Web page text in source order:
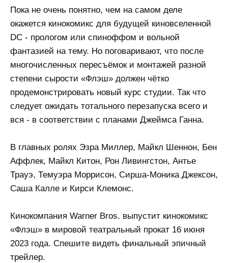
Пока не очень понятно, чем на самом деле
окажется кинокомикс для будущей киновселенной
DC - прологом или спиноффом и вольной
фантазией на тему. Но поговаривают, что после
многочисленных пересъёмок и монтажей разной
степени сырости «Флэш» должен чётко
продемонстрировать новый курс студии. Так что
следует ожидать тотального перезапуска всего и
вся - в соответствии с планами Джеймса Ганна.
В главных ролях Эзра Миллер, Майкл Шеннон, Бен
Аффлек, Майкл Китон, Рон Ливингстон, Антье
Трауэ, Темуэра Моррисон, Сирша-Моника Джексон,
Саша Калле и Кирси Клемонс.
Кинокомпания Warner Bros. выпустит кинокомикс
«Флэш» в мировой театральный прокат 16 июня
2023 года. Спешите видеть финальный эпичный
трейлер.